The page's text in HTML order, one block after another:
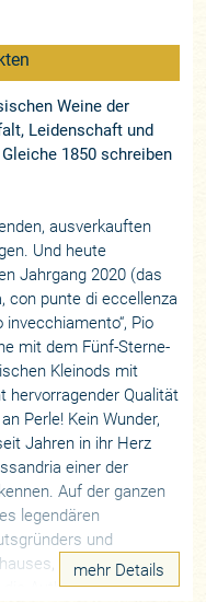
Weine der
Leidenschaft und
1850 schreiben
ausverkauften
Und heute
Jahrgang 2020 (das
con punte di eccellenza
Pio
mit dem Fünf-Sterne-
Kleinods mit
hervorragender Qualität
Perle! Kein Wunder,
Jahren in ihr Herz
einer der
Auf der ganzen
legendären
und
arbeitet in
die Authentizität des
mehr Details